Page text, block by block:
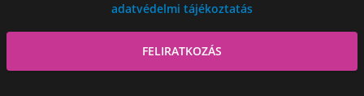
adatvédelmi tájékoztatás